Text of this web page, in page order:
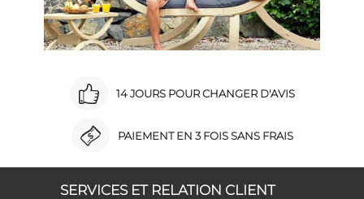
14 JOURS POUR CHANGER D'AVIS
PAIEMENT EN 3 FOIS SANS FRAIS
SERVICES ET RELATION CLIENT